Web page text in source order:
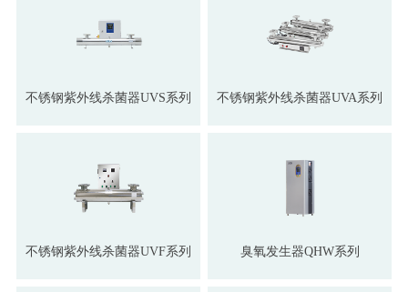
不锈钢紫外线杀菌器UVS系列 不锈钢紫外线杀菌器UVA系列
不锈钢紫外线杀菌器UVF系列 臭氧发生器QHW系列